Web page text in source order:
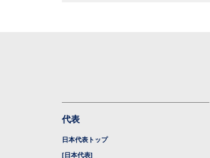
代表
日本代表トップ
[日本代表]